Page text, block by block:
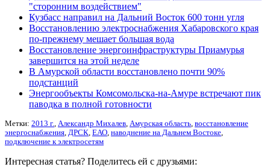
"сторонним воздействием"
Кузбасс направил на Дальний Восток 600 тонн угля
Восстановлению электроснабжения Хабаровского края
по-прежнему мешает большая вода
Восстановление энергоинфраструктуры Приамурья
завершится на этой неделе
В Амурской области восстановлено почти 90%
подстанций
Энергообъекты Комсомольска-на-Амуре встречают пик
паводка в полной готовности
Метки: 2013 г. Александр Михалев Амурская область восстановление
энергоснабжения ДРСК ЕАО наводнение на Дальнем Востоке
подключение к электросетям
Интересная статья? Поделитесь ей с друзьями: